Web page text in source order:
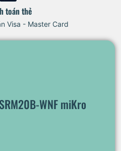
toán thẻ
Visa - Master Card
WNF miKro